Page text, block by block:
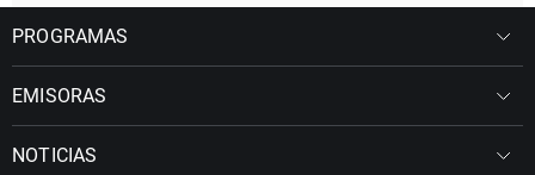
PROGRAMAS
EMISORAS
NOTICIAS